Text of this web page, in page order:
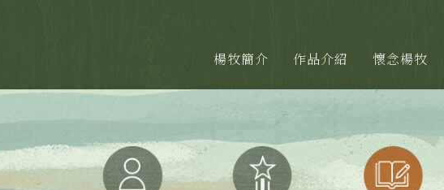
楊牧簡介 作品介紹 懷念楊牧